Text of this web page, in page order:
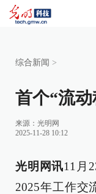
综合新闻 >
首个“流
来源： 光明网
2025-11-28 10:12
光明网讯11月
2025年工作交